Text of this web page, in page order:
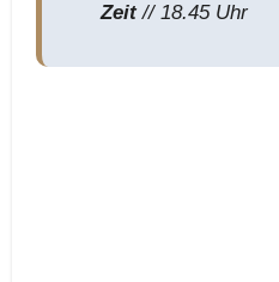
Zeit// 18.45 Uhr